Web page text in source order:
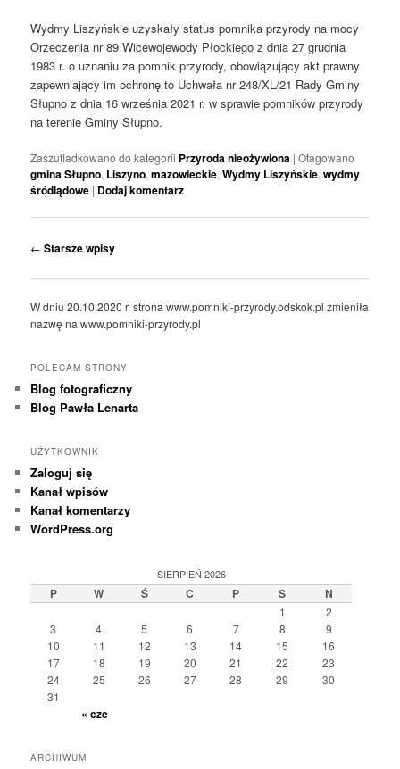
Wydmy Liszyńskie uzyskały status pomnika przyrody na mocy
Orzeczenia nr 89 Wicewojewody Płockiego z dnia 27 grudnia
1983 r. o uznaniu za pomnik przyrody, obowiązujący akt prawny
zapewniający im ochronę to Uchwała nr 248/XL/21 Rady Gminy
Słupno z dnia 16 września 2021 r. w sprawie pomników przyrody
na terenie Gminy Słupno.
Zaszufladkowano do kategorii Przyroda nieożywiona |Otagowano
gmina Słupno, Liszyno,mazowieckie,Wydmy Liszyńskie,wydmy
śródlądowe | Dodaj komentarz
Nawigacja
← Starsze wpisy
W dniu 20.10.2020 r. strona www.pomniki-przyrody.odskok.pl zmieniła
nazwę na www.pomniki-przyrody.pl
POLECAM STRONY
Blog fotograficzny
Blog Pawła Lenarta
UŻYTKOWNIK
Zaloguj się
Kanał wpisów
Kanał komentarzy
WordPress.org
SIERPIEŃ 2026
P W Ś C P S N
1
2
3
4 5 6 7 8
9
10
11 12 13 14 15
16
17
18 19 20 21 22
23
24
25 26 27 28 29
30
31
« cze
ARCHIWUM